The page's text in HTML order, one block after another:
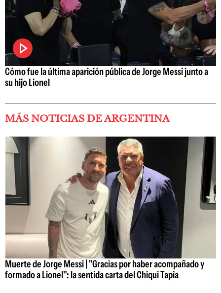
Cómo fue la última aparición pública de Jorge Messi junto a
su hijo Lionel
MÁS NOTICIAS DE ARGENTINA
Muerte de Jorge Messi | "Gracias por haber acompañado y
formado a Lionel": la sentida carta del Chiqui Tapia